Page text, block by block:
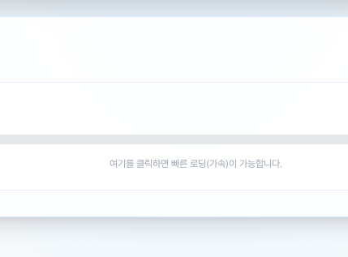
여기를 클릭하면 빠른 로딩(가속)이 가능합니다.